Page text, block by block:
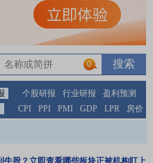
0
个股研报 行业研报
盈利预测
CPI PPI PMI GDP LPR 房价
牛股？立即查看哪些板块正被机构盯上